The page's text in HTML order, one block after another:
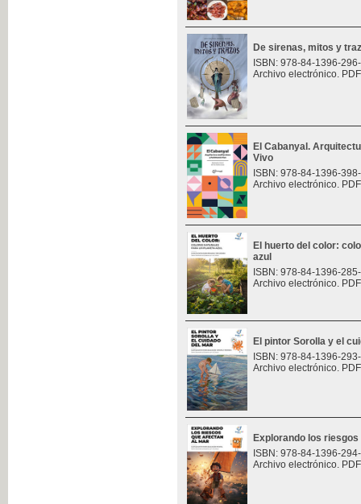
De sirenas, mitos y
ISBN: 978-84-1396-
Archivo electrónico.
El Cabanyal.
Vivo
ISBN: 978-84-1396-
Archivo electrónico.
El huerto del color:
azul
ISBN: 978-84-1396-
Archivo electrónico.
El pintor Sorolla y el
ISBN: 978-84-1396-
Archivo electrónico.
Explorando los
ISBN: 978-84-1396-
Archivo electrónico.